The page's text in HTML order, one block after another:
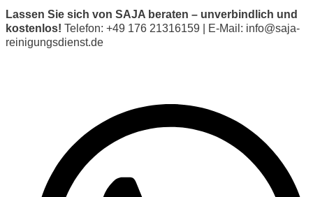
Lassen Sie sich von SAJA beraten – unverbindlich und
kostenlos! Telefon: +49 176 21316159 | E-Mail: info@saja-
reinigungsdienst.de